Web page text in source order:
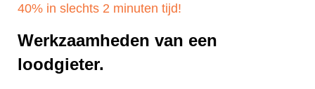
40% in slechts 2 minuten tijd!
Werkzaamheden van een
loodgieter.